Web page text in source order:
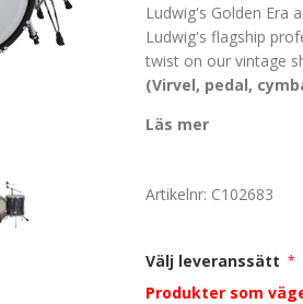
Ludwig's Golden Era
Ludwig's flagship
twist on our vintage
(Virvel, pedal,
Läs mer
Artikelnr: C102683
Välj leveranssätt *
Produkter som